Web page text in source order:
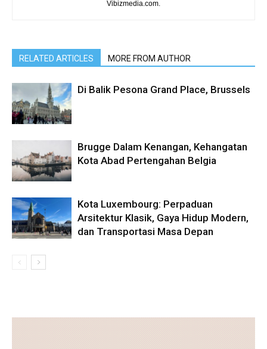
Vibizmedia.com.
RELATED ARTICLES MORE FROM AUTHOR
Di Balik Pesona Grand Place, Brussels
Brugge Dalam Kenangan, Kehangatan
Kota Abad Pertengahan Belgia
Kota Luxembourg: Perpaduan
Arsitektur Klasik, Gaya Hidup Modern,
dan Transportasi Masa Depan